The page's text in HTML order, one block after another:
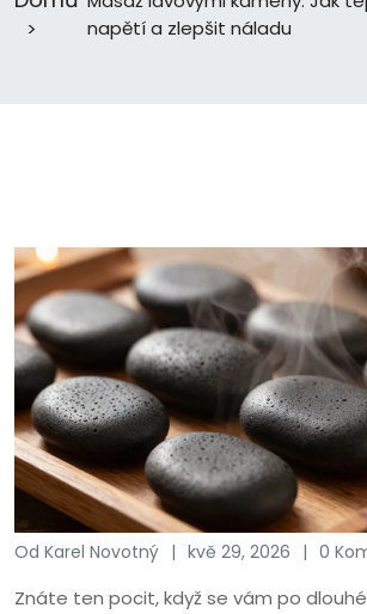
napětí a zlepšit náladu
Od Karel Novotný kvě 29, 2026 0
Znáte ten pocit, když se vám po